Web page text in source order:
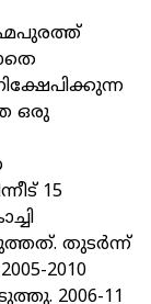
ഒരു
15
തുടര്‍ന്ന്
2010
2006-11